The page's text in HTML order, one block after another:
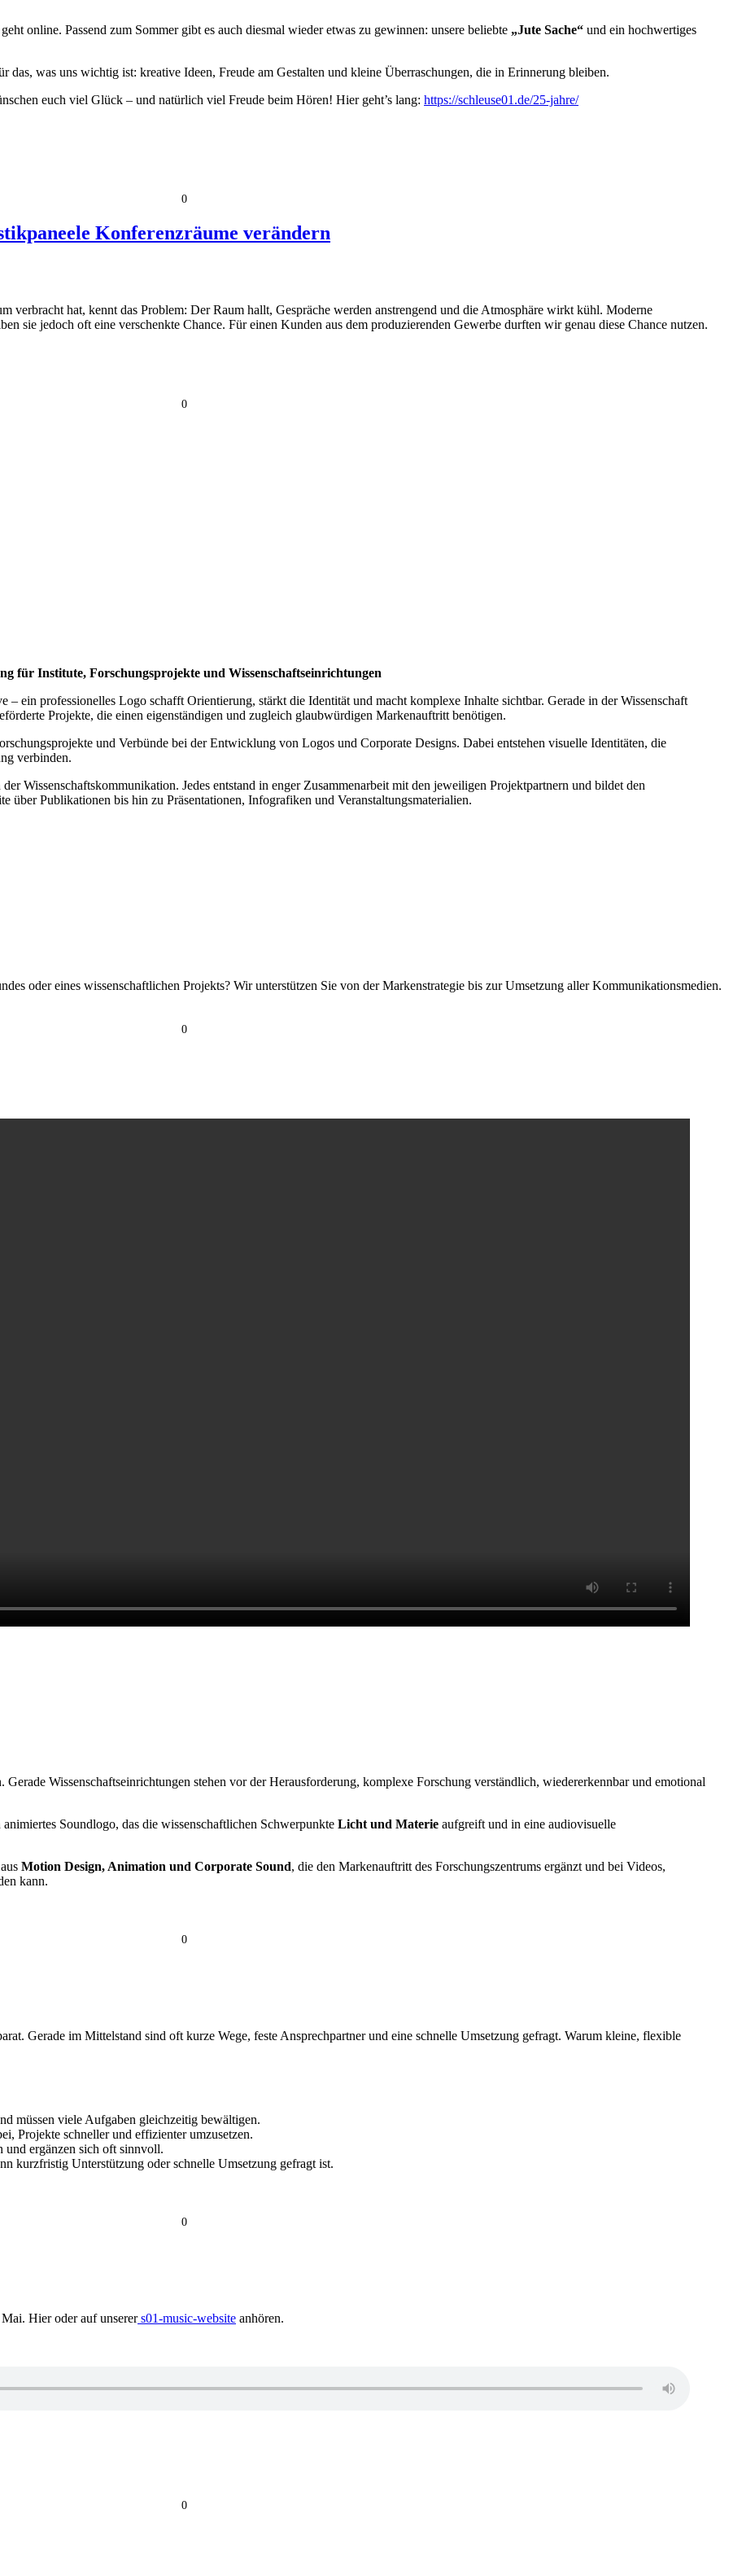
geht online. Passend zum Sommer gibt es auch diesmal wieder etwas zu gewinnen: unsere beliebte „Jute Sache“ und ein hochwertiges
das, was uns wichtig ist: kreative Ideen, Freude am Gestalten und kleine Überraschungen, die in Erinnerung bleiben.
euch viel Glück – und natürlich viel Freude beim Hören! Hier geht’s lang: https://schleuse01.de/25-jahre/
0
Konferenzräume verändern
verbracht hat, kennt das Problem: Der Raum hallt, Gespräche werden anstrengend und die Atmosphäre wirkt kühl. Moderne
sie jedoch oft eine verschenkte Chance. Für einen Kunden aus dem produzierenden Gewerbe durften wir genau diese Chance nutzen.
0
für Institute, Forschungsprojekte und Wissenschaftseinrichtungen
ein professionelles Logo schafft Orientierung, stärkt die Identität und macht komplexe Inhalte sichtbar. Gerade in der Wissenschaft
Projekte, die einen eigenständigen und zugleich glaubwürdigen Markenauftritt benötigen.
und Verbünde bei der Entwicklung von Logos und Corporate Designs. Dabei entstehen visuelle Identitäten, die
verbinden.
Wissenschaftskommunikation. Jedes entstand in enger Zusammenarbeit mit den jeweiligen Projektpartnern und bildet den
über Publikationen bis hin zu Präsentationen, Infografiken und Veranstaltungsmaterialien.
oder eines wissenschaftlichen Projekts? Wir unterstützen Sie von der Markenstrategie bis zur Umsetzung aller Kommunikationsmedien.
0
Wissenschaftseinrichtungen stehen vor der Herausforderung, komplexe Forschung verständlich, wiedererkennbar und emotional
Soundlogo, das die wissenschaftlichen Schwerpunkte Licht und Materie aufgreift und in eine audiovisuelle
Motion Design, Animation und Corporate Sound, die den Markenauftritt des Forschungszentrums ergänzt und bei Videos,
kann.
0
Gerade im Mittelstand sind oft kurze Wege, feste Ansprechpartner und eine schnelle Umsetzung gefragt. Warum kleine, flexible
müssen viele Aufgaben gleichzeitig bewältigen.
Projekte schneller und effizienter umzusetzen.
ergänzen sich oft sinnvoll.
kurzfristig Unterstützung oder schnelle Umsetzung gefragt ist.
0
Hier oder auf unserers01-music-website anhören.
0